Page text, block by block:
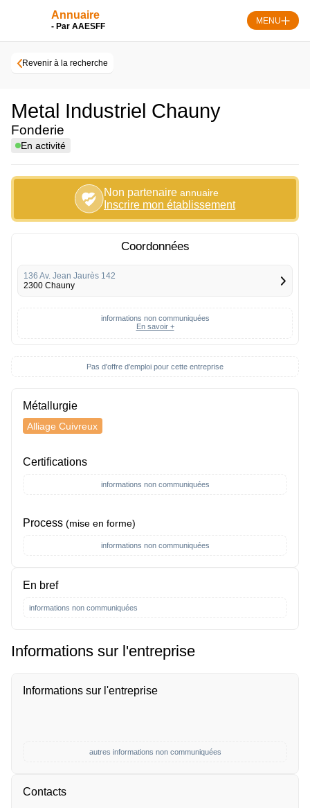
Annuaire
- Par AAESFF
MENU
Revenir à la recherche
Metal Industriel Chauny
Fonderie
En activité
Non partenaire annuaire
Inscrire mon établissement
Pas d'offre d'emploi pour cette entreprise
Coordonnées
136 Av. Jean Jaurès 142
2300 Chauny
informations non communiquées
En savoir +
Métallurgie
Alliage Cuivreux
Certifications
informations non communiquées
Process (mise en forme)
informations non communiquées
En bref
informations non communiquées
Informations sur l'entreprise
Informations sur l'entreprise
autres informations non communiquées
Contacts